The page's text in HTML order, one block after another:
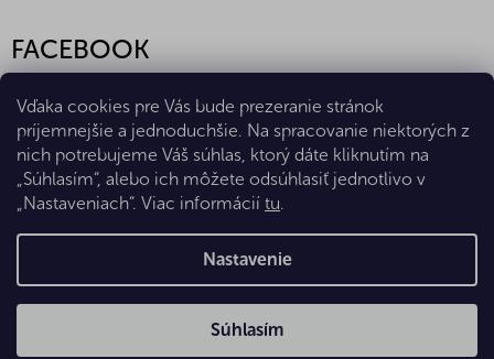
Vďaka cookies pre Vás bude prezeranie stránok
príjemnejšie a jednoduchšie. Na spracovanie niektorých z
nich potrebujeme Váš súhlas, ktorý dáte kliknutím na
„Súhlasím“, alebo ich môžete odsúhlasiť jednotlivo v
„Nastaveniach“. Viac informácií tu.
Nastavenie
Súhlasím
FACEBOOK
Vytvoril Shoptet Premium
Copyright 2026Eshop Diana Company, spol. s r.o.. Všetky
práva vyhradené.